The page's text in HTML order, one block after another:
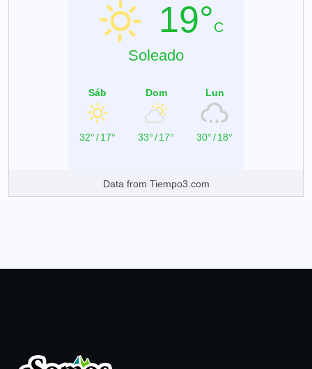
19°C
Soleado
Sáb
32°/17°
Dom
33°/17°
Lun
30°/18°
Data from Tiempo3.com